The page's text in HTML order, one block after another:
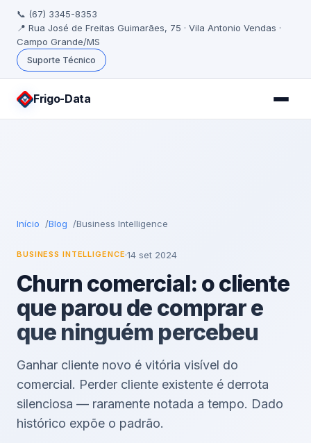
📞 (67) 3345-8353
📍 Rua José de Freitas Guimarães, 75 · Vila Antonio Vendas ·
Campo Grande/MS
Suporte Técnico
Frigo-Data
Início Blog Business Intelligence
BUSINESS INTELLIGENCE·14 set 2024
Churn comercial: o cliente
que parou de comprar e
que ninguém percebeu
Ganhar cliente novo é vitória visível do
comercial. Perder cliente existente é derrota
silenciosa — raramente notada a tempo. Dado
histórico expõe o padrão.